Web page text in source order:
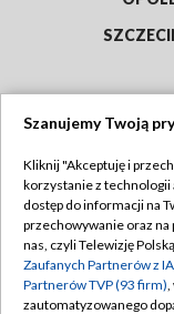
Abonament TVP
Emisja w TVP
Centrum
Szanujemy Twoją
Kliknij "Akceptuję i
korzystanie z technologii
dostęp do informacji na
przechowywanie oraz
nas, czyli Telewizję
Zaufanych Partnerów z
Partnerów TVP (93 firm),
zautomatyzowanego